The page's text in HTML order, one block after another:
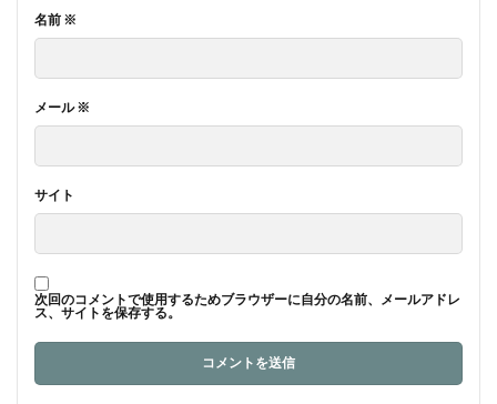
名前 ※
メール※
サイト
次回のコメントで使用するためブラウザーに自分の名前、メールアドレ
ス、サイトを保存する。